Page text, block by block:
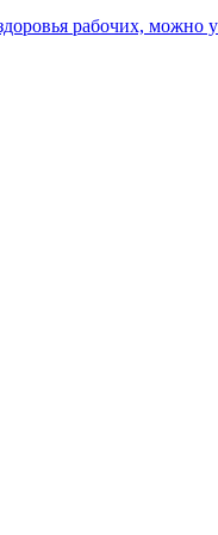
рабочих, можно